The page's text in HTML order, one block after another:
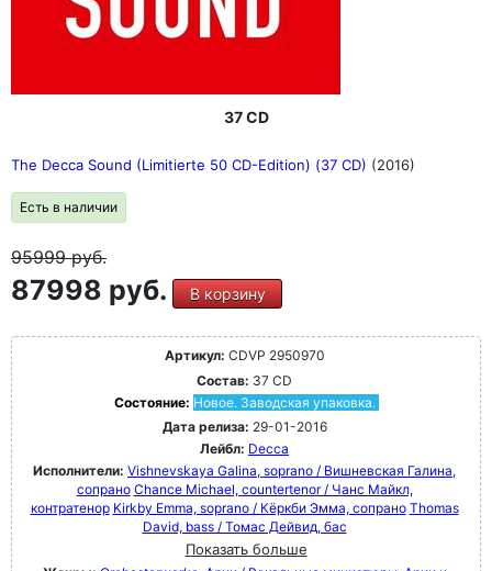
37 CD
The Decca Sound (Limitierte 50 CD-Edition) (37 CD) (2016)
Есть в наличии
95999руб.
87998 руб. В корзину
Артикул: CDVP 2950970
Состав: 37 CD
Состояние: Новое. Заводская упаковка.
Дата релиза: 29-01-2016
Лейбл: Decca
Исполнители: Vishnevskaya Galina, soprano / Вишневская Галина,
сопрано Chance Michael, countertenor / Чанс Майкл,
контратенор Kirkby Emma, soprano / Кёркби Эмма, сопрано Thomas
David, bass / Томас Дейвид, бас
Показать больше